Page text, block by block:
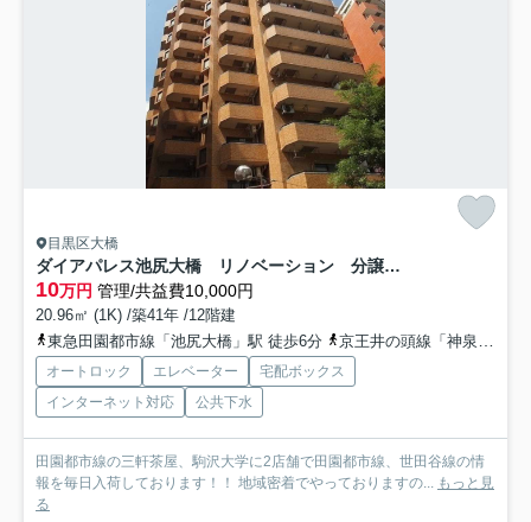
目黒区大橋
ダイアパレス池尻大橋 リノベーション 分譲賃貸 オートロック
10万円 管理/共益費10,000円
20.96㎡ (1K) /築41年 /12階建
東急田園都市線「池尻大橋」駅 徒歩6分
京王井の頭線「神泉」駅 徒歩13分
オートロック エレベーター
宅配ボックス
インターネット対応
公共下水
田園都市線の三軒茶屋、駒沢大学に2店舗で田園都市線、世田谷線の情
報を毎日入荷しております！！ 地域密着でやっておりますの... もっと見
る